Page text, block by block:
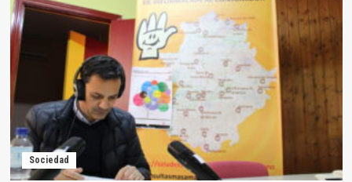
más
1.300
euros
para
dinamización
cultural
en
Orellana
Sociedad